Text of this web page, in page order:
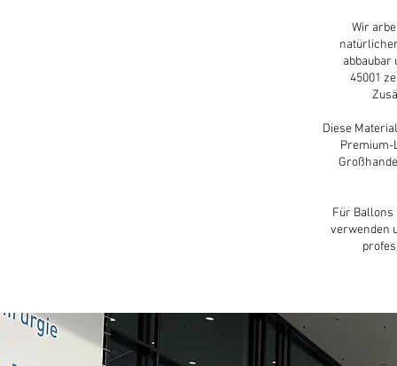
Wir
abbaubar
45001
Diese
Premium-
Für
verwenden